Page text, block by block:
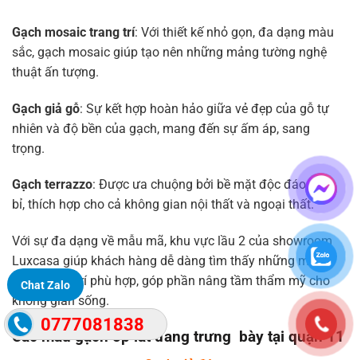
Gạch mosaic trang trí: Với thiết kế nhỏ gọn, đa dạng màu
sắc, gạch mosaic giúp tạo nên những mảng tường nghệ
thuật ấn tượng.
Gạch giả gỗ: Sự kết hợp hoàn hảo giữa vẻ đẹp của gỗ tự
nhiên và độ bền của gạch, mang đến sự ấm áp, sang
trọng.
Gạch terrazzo: Được ưa chuộng bởi bề mặt độc đáo, bền
bỉ, thích hợp cho cả không gian nội thất và ngoại thất.
Với sự đa dạng về mẫu mã, khu vực lầu 2 của showroom
Luxcasa giúp khách hàng dễ dàng tìm thấy những mẫu
gạch trang trí phù hợp, góp phần nâng tầm thẩm mỹ cho
không gian sống.
Các mẫu gạch ốp lát đang trưng bày tại quận 11
Chat Zalo
0777081838